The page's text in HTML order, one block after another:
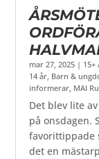
mar 27, 2025 | 15+
14 år, Barn &
informerar, MAI
Det blev lite
på onsdagen.
favorittippade
det en